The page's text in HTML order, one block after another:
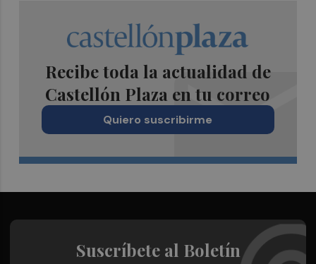
Recibe toda la actualidad de
Castellón Plaza en tu correo
Quiero suscribirme
Suscríbete al Boletín